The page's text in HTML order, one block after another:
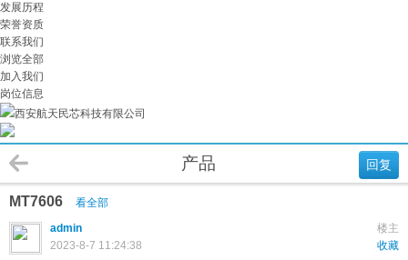
发展历程
荣誉资质
联系我们
浏览全部
加入我们
岗位信息
西安航天民芯科技有限公司
回复
产品
MT7606
看全部
楼主
admin
收藏
2023-8-7 11:24:38